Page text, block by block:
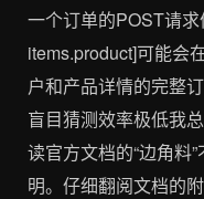
一个订单的POST请
items.product]可能会
户和产品详情的完整
盲目猜测效率极低我
读官方文档的“边角料
明。仔细翻阅文档的